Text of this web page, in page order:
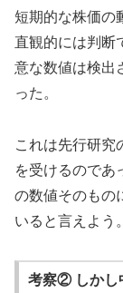
短期的な株価の
直観的には判断
意な数値は検出
った。
これは先行研究
を受けるのであ
の数値そのもの
いると言えよう。
考察② しかし